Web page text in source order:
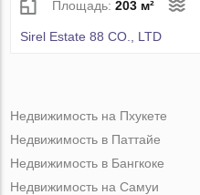
Площадь:203 м²
Sirel Estate 88 CO., LTD
Недвижимость на Пхукете
Недвижимость в Паттайе
Недвижимость в Бангкоке
Недвижимость на Самуи